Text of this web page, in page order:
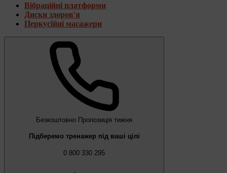
Вібраційні платформи
Диски здоров'я
Перкусійні масажери
Безкоштовно Пропозиція тижня
Підберемо тренажер під ваші цілі
0 800 330 295